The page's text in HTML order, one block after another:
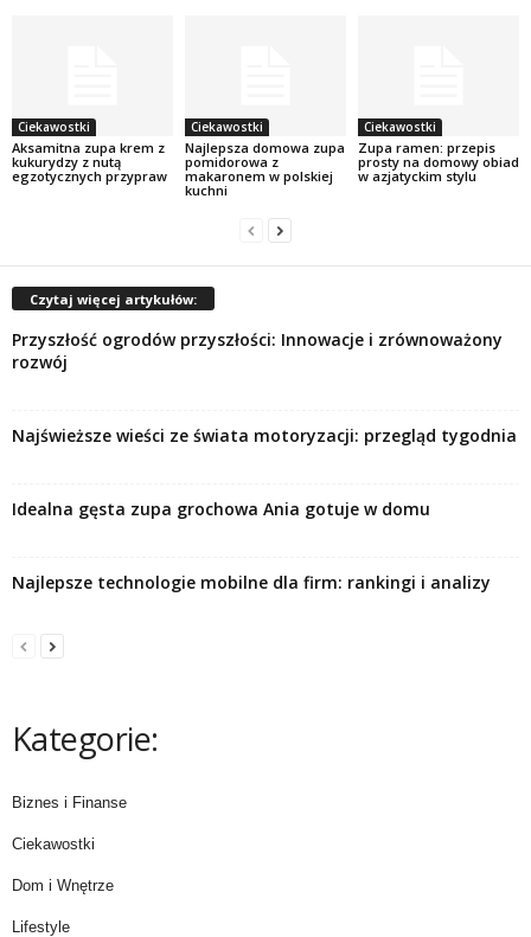
Ciekawostki
Aksamitna zupa krem z
kukurydzy z nutą
egzotycznych przypraw
Ciekawostki
Najlepsza domowa zupa
pomidorowa z
makaronem w polskiej
kuchni
Ciekawostki
Zupa ramen: przepis
prosty na domowy obiad
w azjatyckim stylu
Czytaj więcej artykułów:
Przyszłość ogrodów przyszłości: Innowacje i zrównoważony
rozwój
Najświeższe wieści ze świata motoryzacji: przegląd tygodnia
Idealna gęsta zupa grochowa Ania gotuje w domu
Najlepsze technologie mobilne dla firm: rankingi i analizy
Kategorie:
Biznes i Finanse
Ciekawostki
Dom i Wnętrze
Lifestyle